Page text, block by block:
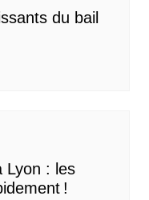
du bail
Lyon : les
!